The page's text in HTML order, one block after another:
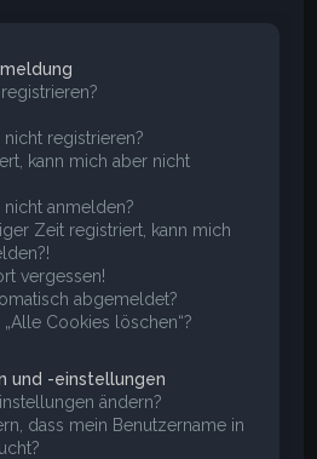
registrieren?
kann mich aber nicht
anmelden?
Zeit registriert, kann mich
vergessen!
abgemeldet?
Cookies löschen“?
und -einstellungen
ändern?
dass mein Benutzername in